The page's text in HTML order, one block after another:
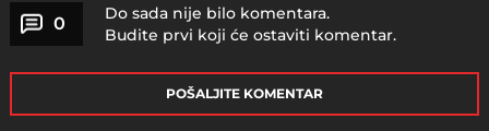
0
Do sada nije bilo komentara.
Budite prvi koji će ostaviti komentar.
POŠALJITE KOMENTAR